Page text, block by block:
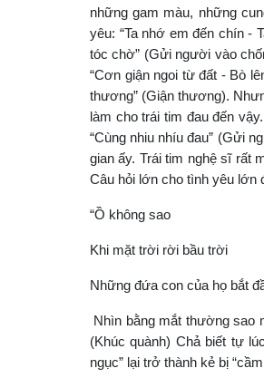
những gam màu, những
yêu: “Ta nhớ em đến chín -
tóc chờ” (Gửi người vào
“Cơn giận ngoi từ đất - Bò
thương” (Giận thương).
làm cho trái tim đau đến
“Cùng nhiu nhíu đau” (Gửi
gian ấy. Trái tim nghệ sĩ rất
Câu hỏi lớn cho tình yêu lớn
“Ồ không sao
Khi mặt trời rời bầu trời
Những đứa con của họ bắt
Nhìn bằng mắt thường sao
(Khúc quành) Chả biết tự
ngục” lại trở thành kẻ bị